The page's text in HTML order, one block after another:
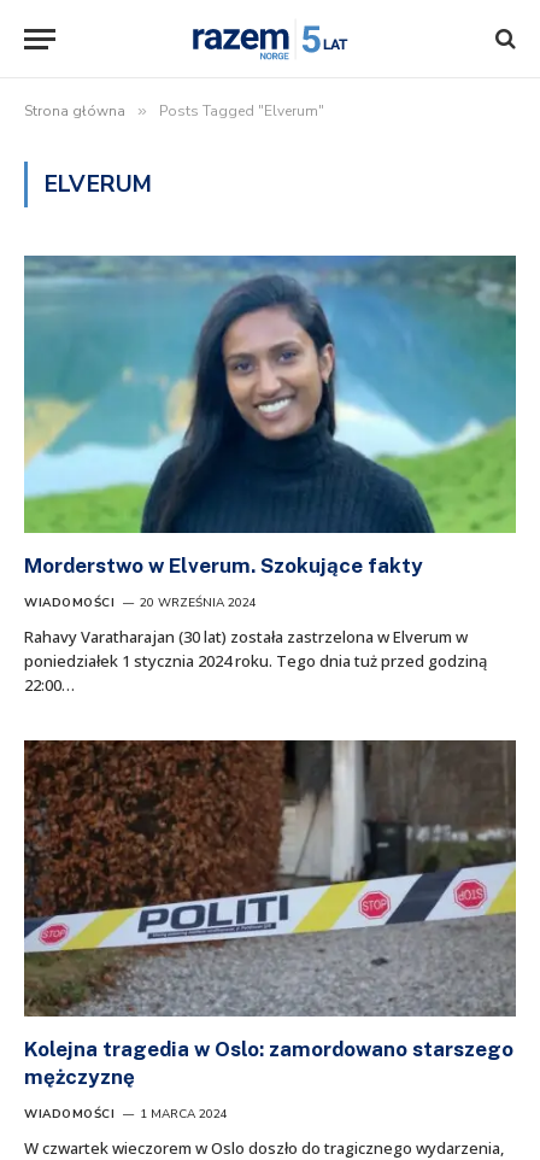
Strona główna » Posts Tagged "Elverum"
ELVERUM
Morderstwo w Elverum. Szokujące fakty
WIADOMOŚCI 20 WRZEŚNIA 2024
Rahavy Varatharajan (30 lat) została zastrzelona w Elverum w
poniedziałek 1 stycznia 2024 roku. Tego dnia tuż przed godziną
22:00…
Kolejna tragedia w Oslo: zamordowano starszego
mężczyznę
WIADOMOŚCI 1 MARCA 2024
W czwartek wieczorem w Oslo doszło do tragicznego wydarzenia,